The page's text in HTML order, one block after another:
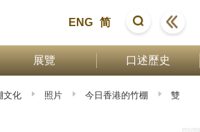
ENG 简
展覽 口述歷史
文化 照片 今日香港的竹棚
雙